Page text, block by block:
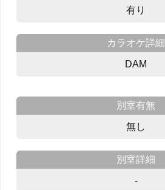
有り
カラオケ詳細
DAM
別室有無
無し
別室詳細
-